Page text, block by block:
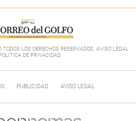
LOS DERECHOS RESERVADOS. AVISO LEGAL
DE PRIVACIDAD.
PUBLICIDAD AVISO LEGAL